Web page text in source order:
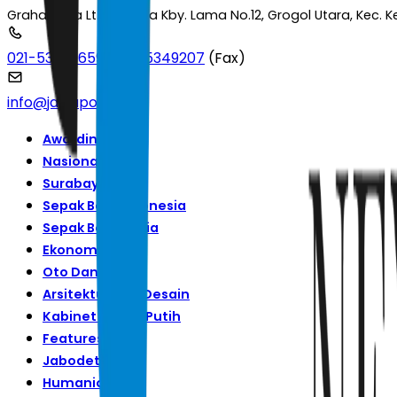
Graha Pena Lt.2 Jl. Raya Kby. Lama No.12, Grogol Utara,
021-53699659 021-5349207 (Fax)
info@jawapos.com
Awarding
Nasional
Surabaya Raya
Sepak Bola Indonesia
Sepak Bola Dunia
Ekonomi
Oto Dan Tekno
Arsitektur Dan Desain
Kabinet Merah Putih
Features
Jabodetabek
Humaniora